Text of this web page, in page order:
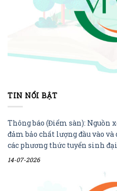
TIN NỔI BẬT
Thông báo (Điểm sàn): Nguồn
đảm bảo chất lượng đầu vào
các phương thức tuyển sinh
14-07-2026